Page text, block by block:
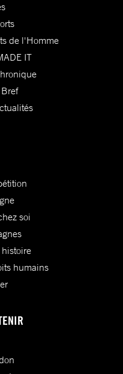
de l'Homme
IT
soi
humains